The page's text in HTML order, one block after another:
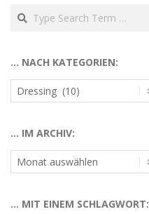
Search
… NACH KATEGORIEN:
…
nach
… IM ARCHIV:
…
im
… MIT EINEM SCHLAGWORT: